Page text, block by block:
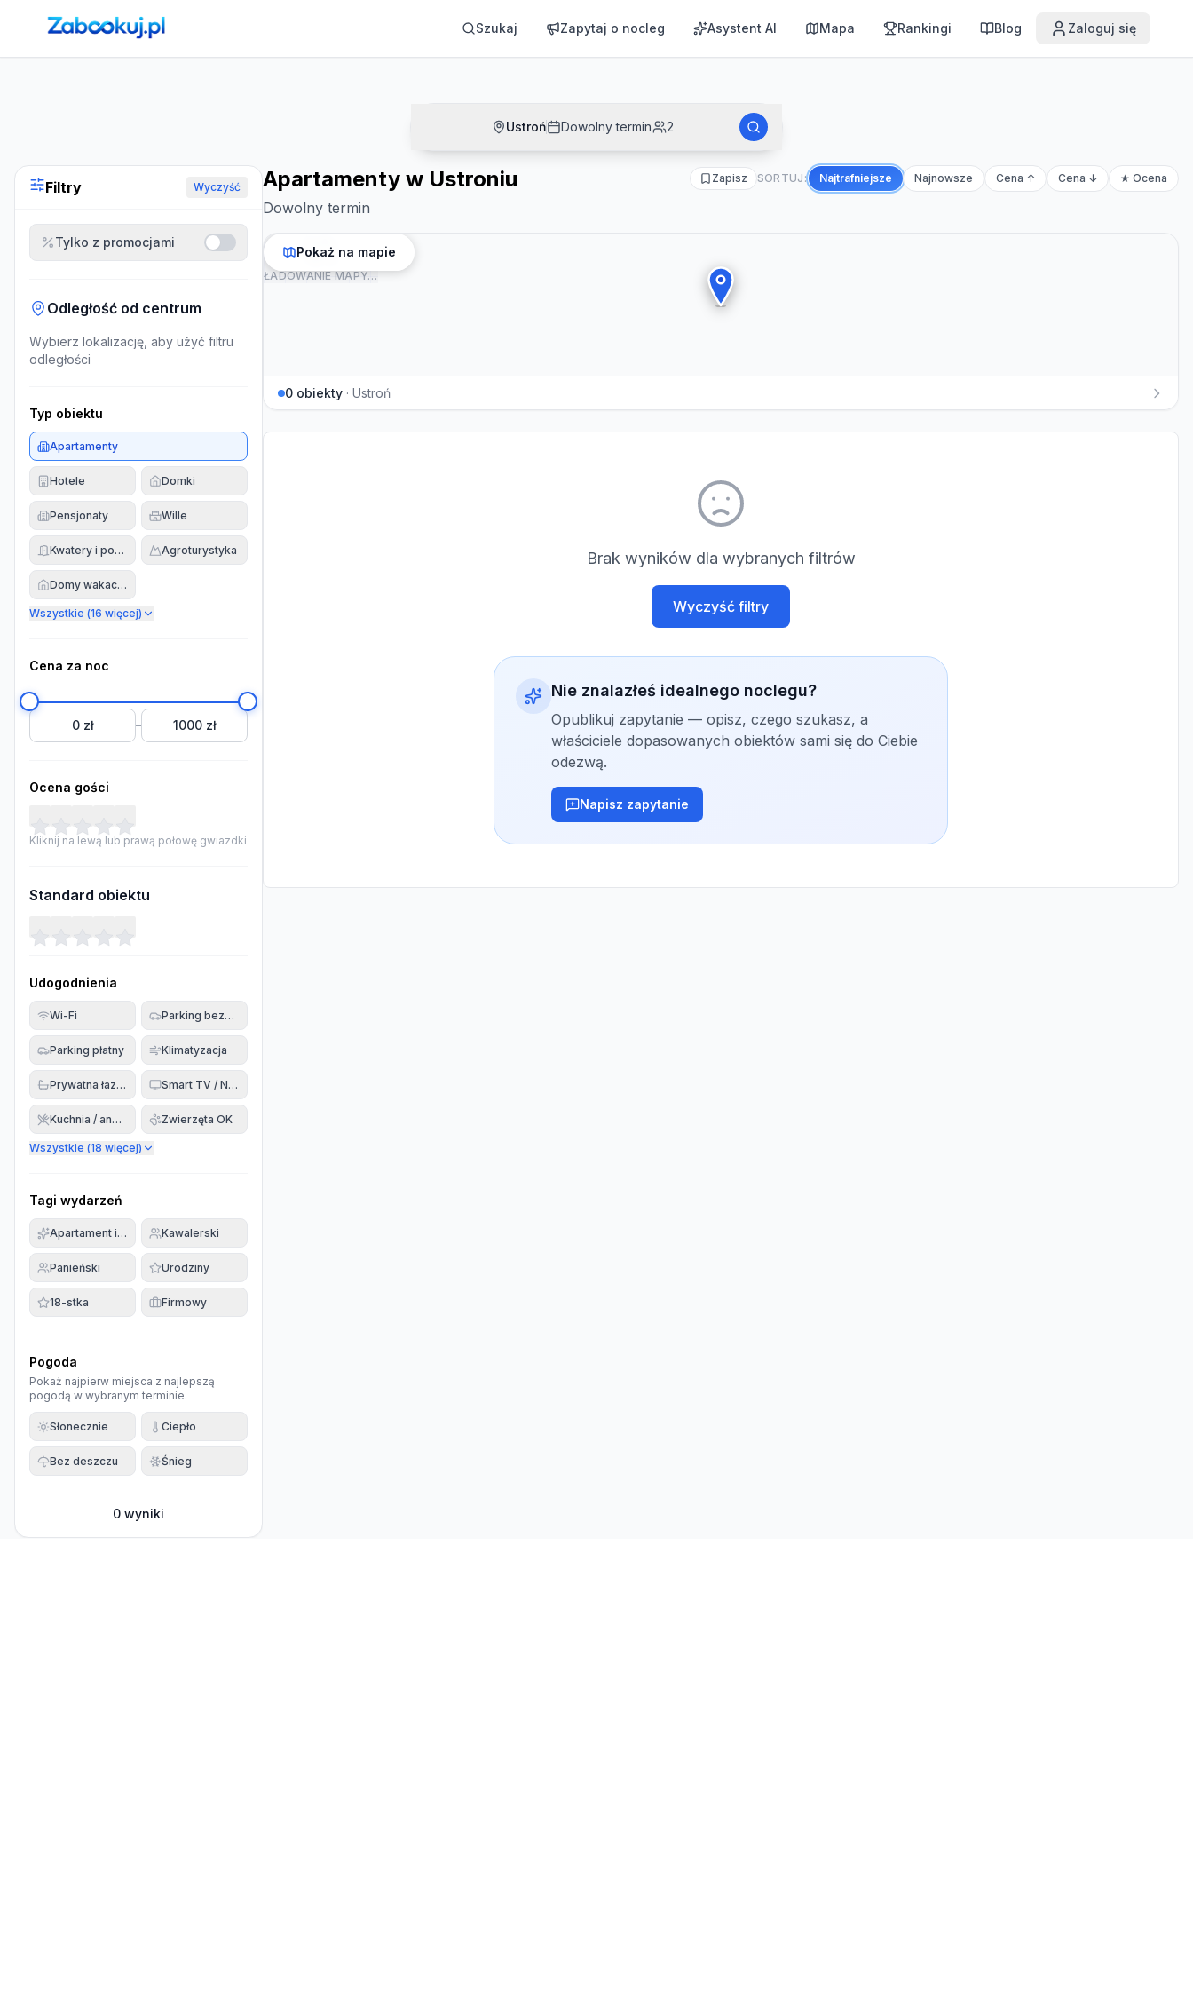
Strona główna ›Noclegi Szukaj Zapytaj o nocleg Asystent AI Mapa Rankingi Blog Zaloguj się
Ustroń Dowolny termin 2
Filtry Wyczyść
Tylko z promocjami
Odległość od centrum
Wybierz lokalizację, aby użyć filtru
odległości
Typ obiektu
Apartamenty
Hotele Domki
Pensjonaty Wille
Kwatery i pokoje Agroturystyka
Domy wakacyjne
Wszystkie (16 więcej)
Cena za noc
0 zł – 1000 zł
Ocena gości
Kliknij na lewą lub prawą połowę gwiazdki
Standard obiektu
Udogodnienia
Wi-Fi Parking bezpłatny
Parking płatny Klimatyzacja
Prywatna łazienka Smart TV / Netflix
Kuchnia / aneks Zwierzęta OK
Wszystkie (18 więcej)
Tagi wydarzeń
Apartament imprezowyKawalerski
Panieński Urodziny
18-stka Firmowy
Pogoda
Pokaż najpierw miejsca z najlepszą
pogodą w wybranym terminie.
Słonecznie Ciepło
Bez deszczu Śnieg
0 wyniki
Apartamenty w Ustroniu
Dowolny termin
Zapisz SORTUJ: Najtrafniejsze Najnowsze Cena ↑ Cena ↓ ★ Ocena
ŁADOWANIE MAPY…
Pokaż na mapie
0 obiekty · Ustroń
Brak wyników dla wybranych filtrów
Wyczyść filtry
Nie znalazłeś idealnego noclegu?
Opublikuj zapytanie — opisz, czego szukasz, a
właściciele dopasowanych obiektów sami się do Ciebie
odezwą.
Napisz zapytanie